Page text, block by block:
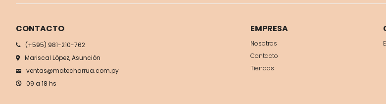
CONTACTO
(+595) 981-210-762
Mariscal López, Asunción
ventas@matecharrua.com.py
09 a 18 hs
EMPRESA
Nosotros
Contacto
Tiendas